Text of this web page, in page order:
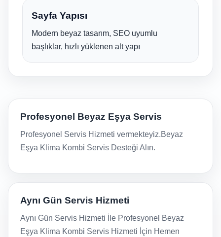
Sayfa Yapısı
Modern beyaz tasarım, SEO uyumlu
başlıklar, hızlı yüklenen alt yapı
Profesyonel Beyaz Eşya Servis
Profesyonel Servis Hizmeti vermekteyiz.Beyaz
Eşya Klima Kombi Servis Desteği Alın.
Aynı Gün Servis Hizmeti
Aynı Gün Servis Hizmeti İle Profesyonel Beyaz
Eşya Klima Kombi Servis Hizmeti İçin Hemen